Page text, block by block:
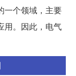
一个领域，主要
用。因此，电气